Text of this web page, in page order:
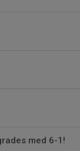
med 6-1!